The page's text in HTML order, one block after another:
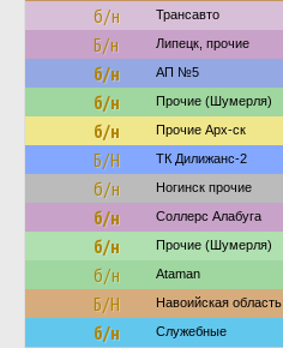
б/н Трансавто
Б/н Липецк, прочие
б/н АП №5
б/н Прочие (Шумерля)
б/н Прочие Арх-ск
Б/Н ТК Дилижанс-2
б/н Ногинск прочие
б/н Соллерс Алабуга
б/н Прочие (Шумерля)
б/н Ataman
Б/Н Навоийская область
б/н Служебные